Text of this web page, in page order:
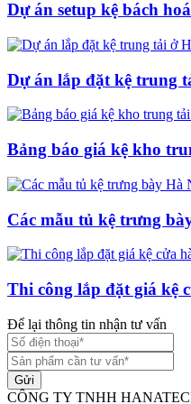
Dự án setup kệ bách
Dự án lắp đặt kệ trung
Bảng báo giá kệ kho
Các mẫu tủ kệ trưng
Thi công lắp đặt giá kệ
Để lại thông tin nhận tư vấn
Gửi
CÔNG TY TNHH